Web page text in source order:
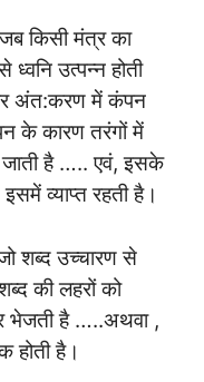
किसी मंत्र का
उत्पन्न होती
अंत:करण में कंपन
के कारण तरंगों में
जाती है ….. एवं, इसके
व्याप्त रहती है।
शब्द उच्चारण से
की लहरों को
भेजती है …..अथवा ,
होती है।